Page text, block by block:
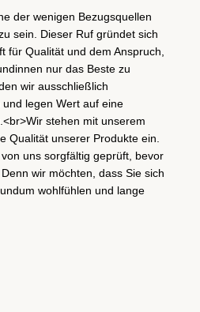
der wenigen Bezugsquellen
sein. Dieser Ruf gründet sich
für Qualität und dem Anspruch,
nur das Beste zu
wir ausschließlich
legen Wert auf eine
stehen mit unserem
Qualität unserer Produkte ein.
uns sorgfältig geprüft, bevor
wir möchten, dass Sie sich
wohlfühlen und lange